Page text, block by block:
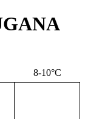
8-10°C